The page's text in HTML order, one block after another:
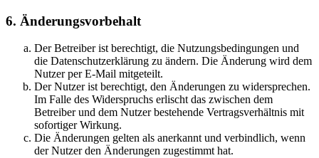
6. Änderungsvorbehalt
Der Betreiber ist berechtigt, die Nutzungsbedingungen und
die Datenschutzerklärung zu ändern. Die Änderung wird dem
Nutzer per E-Mail mitgeteilt.
Der Nutzer ist berechtigt, den Änderungen zu widersprechen.
Im Falle des Widerspruchs erlischt das zwischen dem
Betreiber und dem Nutzer bestehende Vertragsverhältnis mit
sofortiger Wirkung.
Die Änderungen gelten als anerkannt und verbindlich, wenn
der Nutzer den Änderungen zugestimmt hat.